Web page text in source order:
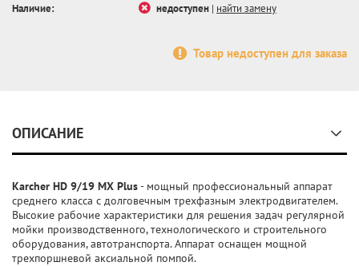
Наличие:
недоступен | найти замену
Товар недоступен для заказа
ОПИСАНИЕ
Karcher HD 9/19 МX Plus- мощный профессиональный аппарат
среднего класса с долговечным трехфазным электродвигателем.
Высокие рабочие характеристики для решения задач регулярной
мойки производственного, технологического и строительного
оборудования, автотранспорта. Аппарат оснащен мощной
трехпоршневой аксиальной помпой.